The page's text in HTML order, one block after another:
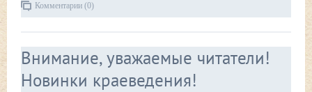
Комментарии (0)
Внимание, уважаемые читатели!
Новинки краеведения!